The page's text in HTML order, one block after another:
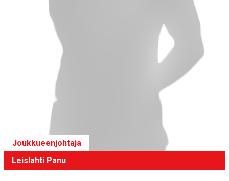
Joukkueenjohtaja
Leislahti Panu